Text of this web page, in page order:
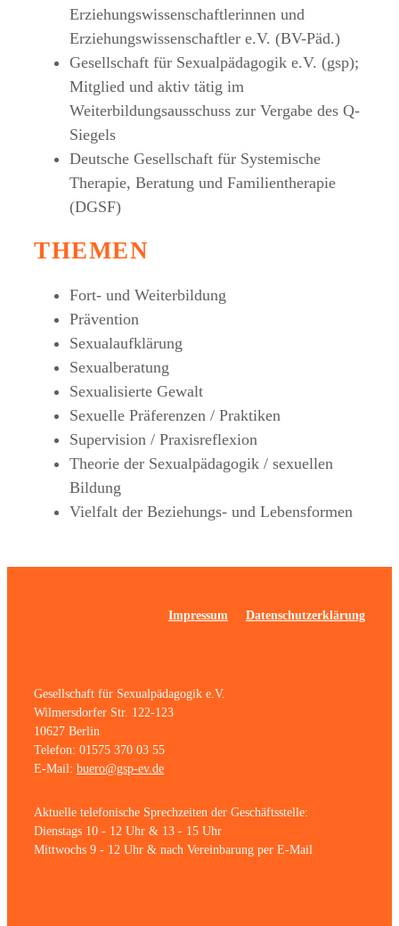
Erziehungswissenschaftlerinnen und
Erziehungswissenschaftler e.V. (BV-Päd.)
Gesellschaft für Sexualpädagogik e.V. (gsp);
Mitglied und aktiv tätig im
Weiterbildungsausschuss zur Vergabe des Q-
Siegels
Deutsche Gesellschaft für Systemische
Therapie, Beratung und Familientherapie
(DGSF)
THEMEN
Fort- und Weiterbildung
Prävention
Sexualaufklärung
Sexualberatung
Sexualisierte Gewalt
Sexuelle Präferenzen / Praktiken
Supervision / Praxisreflexion
Theorie der Sexualpädagogik / sexuellen
Bildung
Vielfalt der Beziehungs- und Lebensformen
Impressum Datenschutzerklärung
Gesellschaft für Sexualpädagogik e.V.
Wilmersdorfer Str. 122-123
10627 Berlin
Telefon: 01575 370 03 55
E-Mail: buero@gsp-ev.de
Aktuelle telefonische Sprechzeiten der Geschäftsstelle:
Dienstags 10 - 12 Uhr & 13 - 15 Uhr
Mittwochs 9 - 12 Uhr & nach Vereinbarung per E-Mail